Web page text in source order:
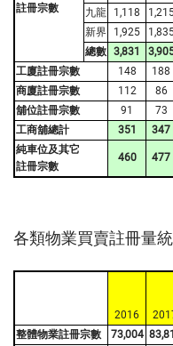
註冊宗數
九龍
1,118
新界
1,925
總數 3,831
工廈註冊宗數
148 188
商廈註冊宗數
112 86
舖位註冊宗數
91 73
工商舖總計
351 347
純車位及其它
註冊宗數
460 477
各類物業買賣註冊量
2016
整體物業註冊宗數
73,004